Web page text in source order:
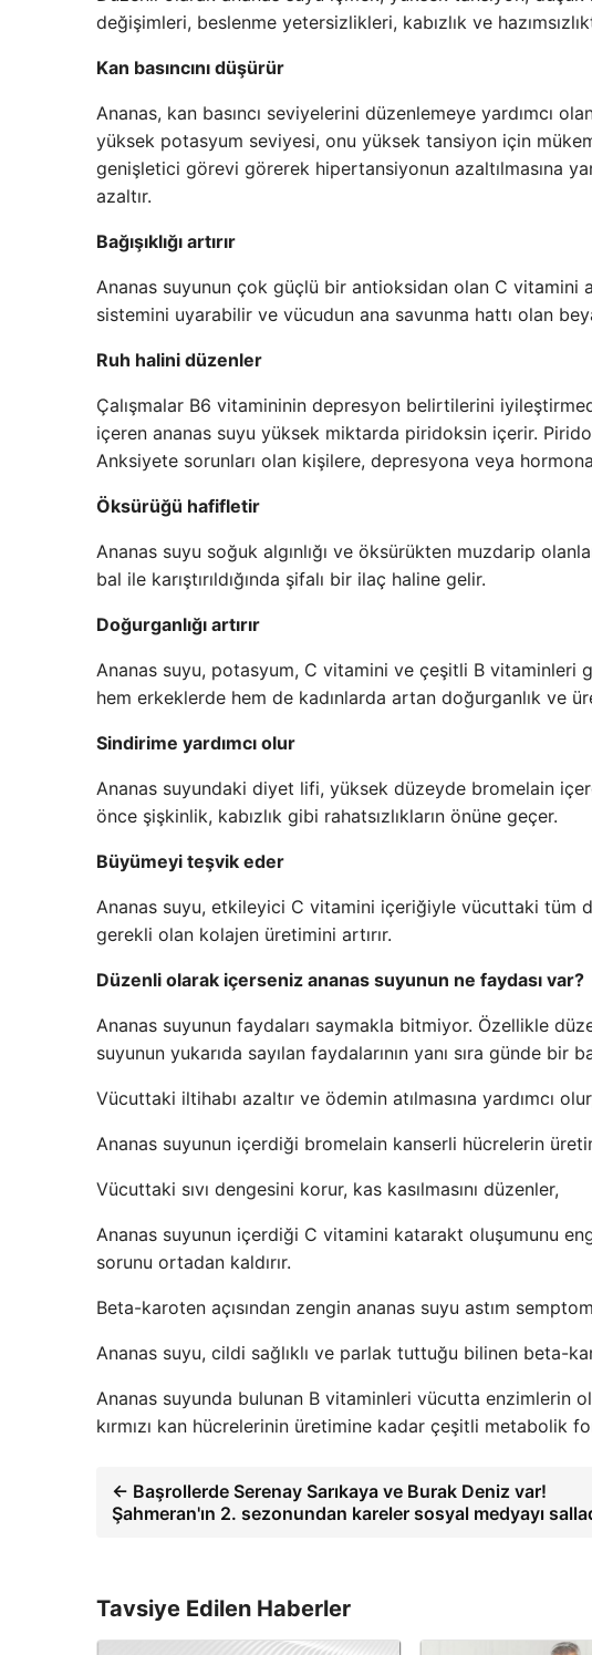
değişimleri, beslenme yetersizlikleri, kabızlık ve
Kan basıncını düşürür
Ananas, kan basıncı seviyelerini düzenlemeye yardımcı
yüksek potasyum seviyesi, onu yüksek tansiyon için
genişletici görevi görerek hipertansiyonun azaltılmasına
azaltır.
Bağışıklığı artırır
Ananas suyunun çok güçlü bir antioksidan olan C vitamini
sistemini uyarabilir ve vücudun ana savunma hattı olan
Ruh halini düzenler
Çalışmalar B6 vitamininin depresyon belirtilerini
içeren ananas suyu yüksek miktarda piridoksin içerir.
Anksiyete sorunları olan kişilere, depresyona veya
Öksürüğü hafifletir
Ananas suyu soğuk algınlığı ve öksürükten muzdarip
bal ile karıştırıldığında şifalı bir ilaç haline gelir.
Doğurganlığı artırır
Ananas suyu, potasyum, C vitamini ve çeşitli B vitaminleri
hem erkeklerde hem de kadınlarda artan doğurganlık ve
Sindirime yardımcı olur
Ananas suyundaki diyet lifi, yüksek düzeyde bromelain
önce şişkinlik, kabızlık gibi rahatsızlıkların önüne geçer.
Büyümeyi teşvik eder
Ananas suyu, etkileyici C vitamini içeriğiyle vücuttaki tüm
gerekli olan kolajen üretimini artırır.
Düzenli olarak içerseniz ananas suyunun ne faydası var?
Ananas suyunun faydaları saymakla bitmiyor. Özellikle
suyunun yukarıda sayılan faydalarının yanı sıra günde bir
Vücuttaki iltihabı azaltır ve ödemin atılmasına yardımcı
Ananas suyunun içerdiği bromelain kanserli hücrelerin
Vücuttaki sıvı dengesini korur, kas kasılmasını düzenler,
Ananas suyunun içerdiği C vitamini katarakt oluşumunu
sorunu ortadan kaldırır.
Beta-karoten açısından zengin ananas suyu astım
Ananas suyu, cildi sağlıklı ve parlak tuttuğu bilinen beta-
Ananas suyunda bulunan B vitaminleri vücutta enzimlerin
kırmızı kan hücrelerinin üretimine kadar çeşitli metabolik
← Başrollerde Serenay Sarıkaya ve Burak Deniz var!
Şahmeran'ın 2. sezonundan kareler sosyal medyayı
Tavsiye Edilen Haberler